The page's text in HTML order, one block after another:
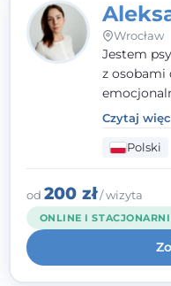
Wrocław
Jestem
z osobami
w tym z
przemocy.
kliniczną
klinicznej
kieruję się
Czytaj
Polski
od 200 zł/ wizyta
ONLINE I